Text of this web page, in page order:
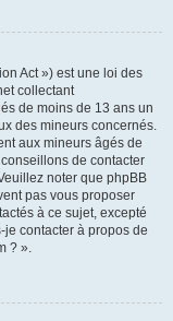
Act ») est une loi des
collectant
de moins de 13 ans un
des mineurs concernés.
aux mineurs âgés de
de contacter
noter que phpBB
pas vous proposer
à ce sujet, excepté
je contacter à propos de
? ».